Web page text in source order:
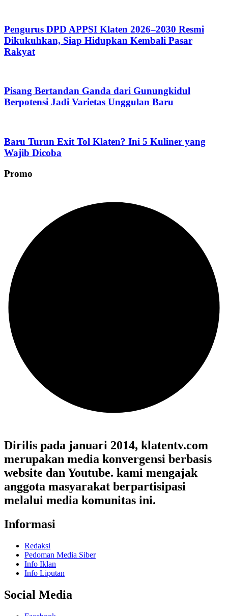
Pengurus DPD APPSI Klaten 2026–2030 Resmi
Dikukuhkan, Siap Hidupkan Kembali Pasar
Rakyat
Pisang Bertandan Ganda dari Gunungkidul
Berpotensi Jadi Varietas Unggulan Baru
Baru Turun Exit Tol Klaten? Ini 5 Kuliner yang
Wajib Dicoba
Promo
Dirilis pada januari 2014, klatentv.com
merupakan media konvergensi berbasis
website dan Youtube. kami mengajak
anggota masyarakat berpartisipasi
melalui media komunitas ini.
Informasi
Redaksi
Pedoman Media Siber
Info Iklan
Info Liputan
Social Media